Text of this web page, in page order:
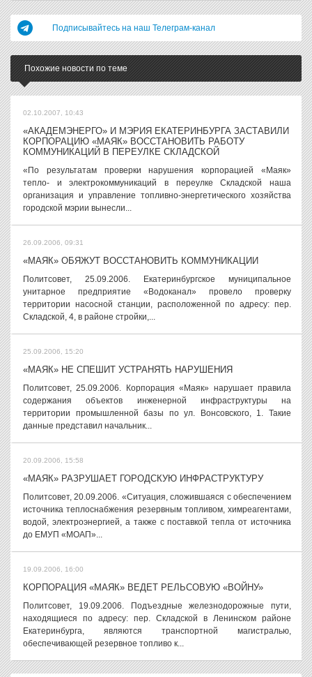
Подписывайтесь на наш Телеграм-канал
Похожие новости по теме
02.10.2007, 10:43
«АКАДЕМЭНЕРГО» И МЭРИЯ ЕКАТЕРИНБУРГА ЗАСТАВИЛИ
КОРПОРАЦИЮ «МАЯК» ВОССТАНОВИТЬ РАБОТУ
КОММУНИКАЦИЙ В ПЕРЕУЛКЕ СКЛАДСКОЙ
«По результатам проверки нарушения корпорацией «Маяк»
тепло- и электрокоммуникаций в переулке Складской наша
организация и управление топливно-энергетического хозяйства
городской мэрии вынесли...
26.09.2006, 09:31
«МАЯК» ОБЯЖУТ ВОССТАНОВИТЬ КОММУНИКАЦИИ
Политсовет, 25.09.2006. Екатеринбургское муниципальное
унитарное предприятие «Водоканал» провело проверку
территории насосной станции, расположенной по адресу: пер.
Складской, 4, в районе стройки,...
25.09.2006, 15:20
«МАЯК» НЕ СПЕШИТ УСТРАНЯТЬ НАРУШЕНИЯ
Политсовет, 25.09.2006. Корпорация «Маяк» нарушает правила
содержания объектов инженерной инфраструктуры на
территории промышленной базы по ул. Вонсовского, 1. Такие
данные представил начальник...
20.09.2006, 15:58
«МАЯК» РАЗРУШАЕТ ГОРОДСКУЮ ИНФРАСТРУКТУРУ
Политсовет, 20.09.2006. «Ситуация, сложившаяся с обеспечением
источника теплоснабжения резервным топливом, химреагентами,
водой, электроэнергией, а также с поставкой тепла от источника
до ЕМУП «МОАП»...
19.09.2006, 16:00
КОРПОРАЦИЯ «МАЯК» ВЕДЕТ РЕЛЬСОВУЮ «ВОЙНУ»
Политсовет, 19.09.2006. Подъездные железнодорожные пути,
находящиеся по адресу: пер. Складской в Ленинском районе
Екатеринбурга, являются транспортной магистралью,
обеспечивающей резервное топливо к...